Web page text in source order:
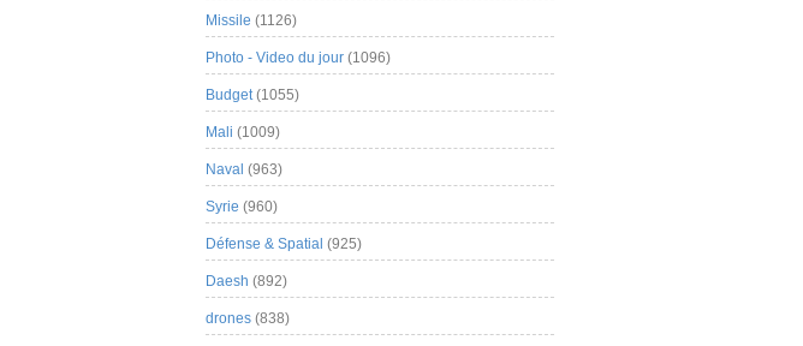
Missile (1126)
Photo - Video du jour (1096)
Budget(1055)
Mali (1009)
Naval (963)
Syrie (960)
Défense & Spatial (925)
Daesh (892)
drones (838)